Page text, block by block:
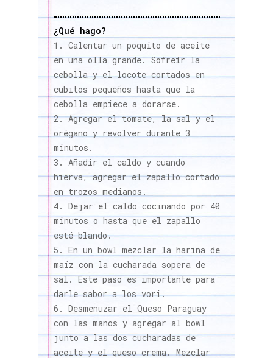
¿Qué hago?
Calentar un poquito de aceite
en una olla grande. Sofreír la
cebolla y el locote cortados en
cubitos pequeños hasta que la
cebolla empiece a dorarse.
Agregar el tomate, la sal y el
orégano y revolver durante 3
minutos.
Añadir el caldo y cuando
hierva, agregar el zapallo cortado
en trozos medianos.
Dejar el caldo cocinando por 40
minutos o hasta que el zapallo
esté blando.
En un bowl mezclar la harina de
maíz con la cucharada sopera de
sal. Este paso es importante para
darle sabor a los vori.
Desmenuzar el Queso Paraguay
con las manos y agregar al bowl
junto a las dos cucharadas de
aceite y el queso crema. Mezclar